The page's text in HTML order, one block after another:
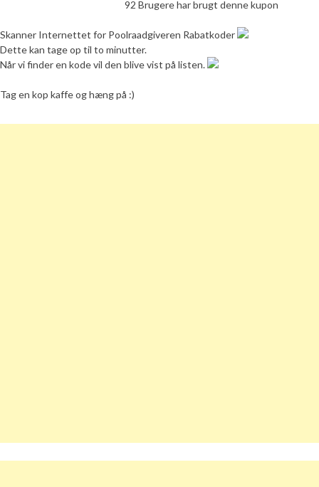
92 Brugere har brugt denne kupon
Skanner Internettet for Poolraadgiveren Rabatkoder
Dette kan tage op til to minutter.
Når vi finder en kode vil den blive vist på listen.
Tag en kop kaffe og hæng på :)